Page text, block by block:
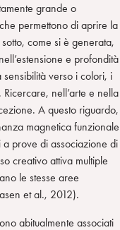
grande o
permettono di aprire la
come si è generata,
e profondità
verso i colori, i
nell’arte e nella
A questo riguardo,
magnetica funzionale
a prove di associazione di
creativo attiva multiple
le stesse aree
et al., 2012).
abitualmente associati